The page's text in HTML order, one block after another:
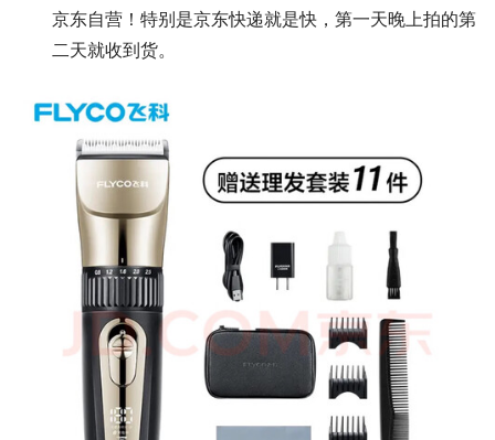
京东自营！特别是京东快递就是快，第一天晚上拍的第
二天就收到货。